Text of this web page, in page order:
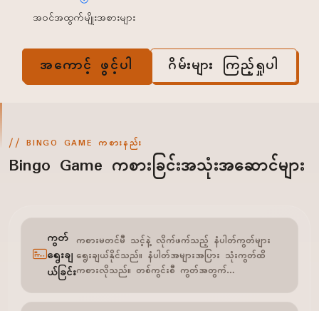
အဝင်အထွက်မျိုးအစားများ
အကောင့် ဖွင့်ပါ ဂိမ်းများ ကြည့်ရှုပါ
BINGO GAME ကစားနည်း
Bingo Game ကစားခြင်းအသုံးအဆောင်များ
ကွတ်
ရွေးချ
ယ်ခြင်း
ကစားမတင်မီ သင့်နဲ့ လိုက်ဖက်သည့် နံပါတ်ကွတ်များ
ရွေးချယ်နိုင်သည်။ နံပါတ်အများအပြား သုံးကွတ်ထိ
ကစားလိုသည်။ တစ်ကွင်းစီ ကွတ်အတွက်…